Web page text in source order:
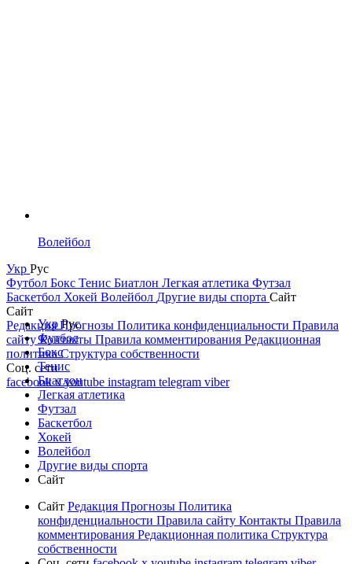
Волейбол
Укр Рус
Футбол Бокс Тенис Биатлон Легкая атлетика Футзал
Баскетбол Хокей Волейбол Другие виды спорта Сайт
Сайт
РедакцияПрогнозы Политика конфиденциальности Правила
сайтуКонтакты Правила комментирования Редакционная
политикаСтруктура собственности
Соц. сети
facebookxyoutube instagram telegram viber
УкрРус
Футбол
Бокс
Тенис
Биатлон
Легкая атлетика
Футзал
Баскетбол
Хокей
Волейбол
Другие виды спорта
Сайт
Сайт Редакция Прогнозы Политика
конфиденциальности Правила сайту Контакты Правила
комментирования Редакционная политика Структура
собственности